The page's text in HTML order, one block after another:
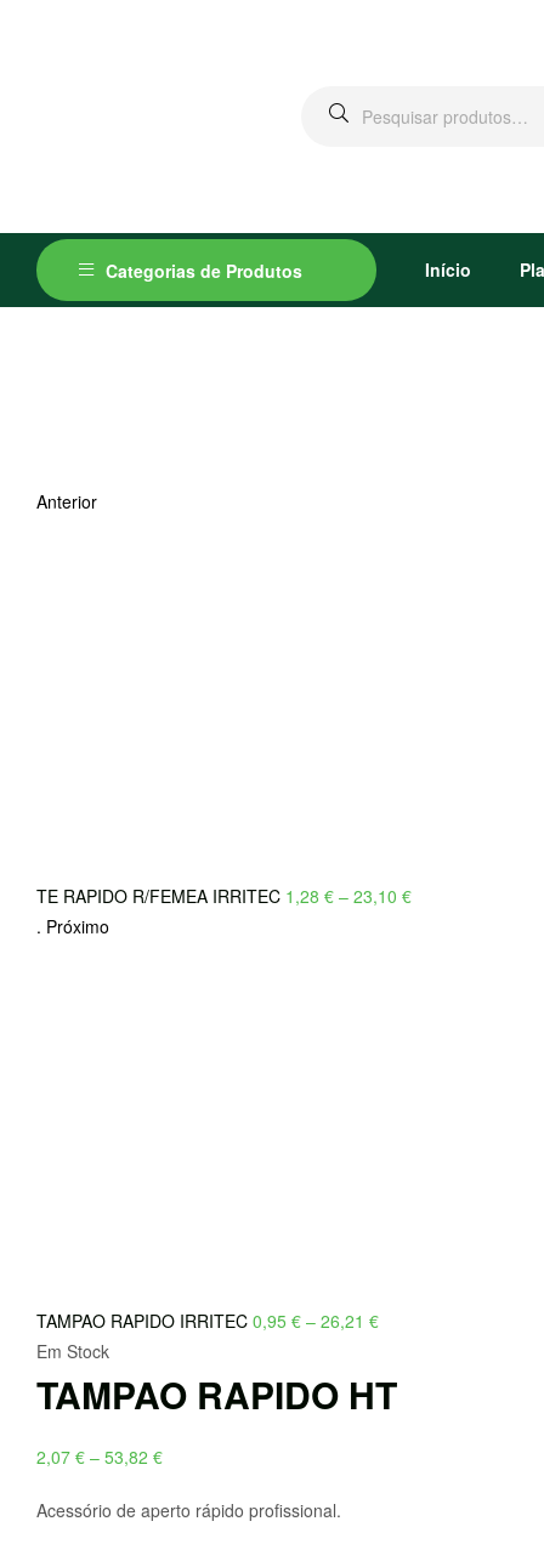
Pesquisar
Categorias de Produtos Início
Anterior
TE RAPIDO R/FEMEA IRRITEC 1,28 € – 23,10 €Price
. Próximo
TAMPAO RAPIDO IRRITEC 0,95 € – 26,21 €Price
0,95 €
through
Em Stock
TAMPAO RAPIDO HT
2,07 € – 53,82 €Price
2,07 €
Acessório de aperto rápido profissional.